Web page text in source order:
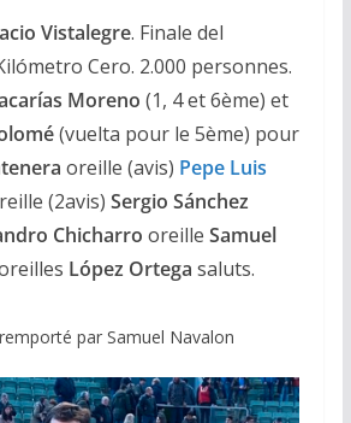
Vistalegre. Finale del
Cero. 2.000 personnes.
Moreno (1, 4 et 6ème) et
(vuelta pour le 5ème) pour
oreille (avis) Pepe Luis
(2avis) Sergio Sánchez
Chicharro oreille Samuel
López Ortega saluts.
par Samuel Navalon